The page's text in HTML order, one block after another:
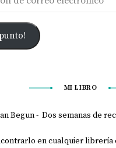
MI LIBRO
Begun - Dos semanas de
en cualquier librería